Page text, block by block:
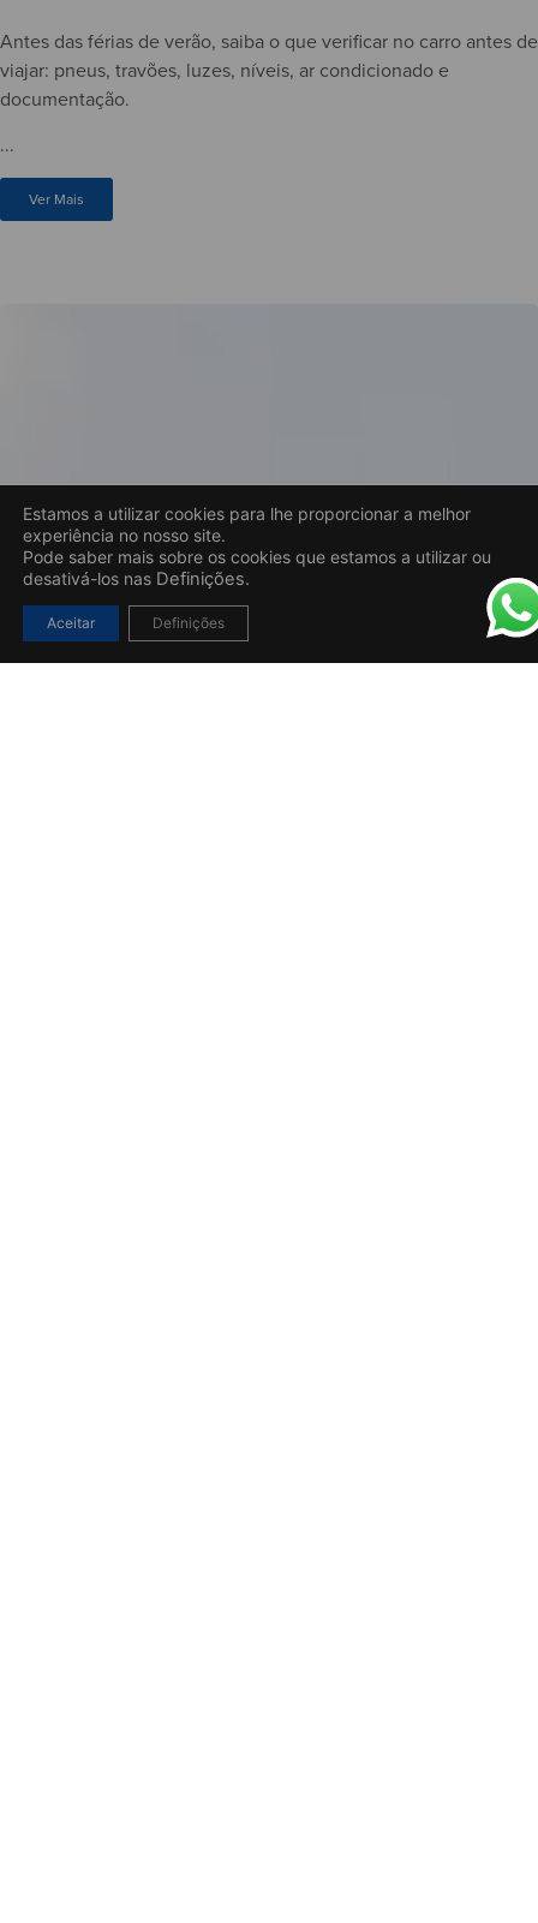
Antes das férias de verão, saiba o que verificar no carro antes de
viajar: pneus, travões, luzes, níveis, ar condicionado e
documentação.
...
Ver Mais
Estamos a utilizar cookies para lhe proporcionar a melhor
experiência no nosso site.
Pode saber mais sobre os cookies que estamos a utilizar ou
desativá-los nas Definições.
Aceitar Definições